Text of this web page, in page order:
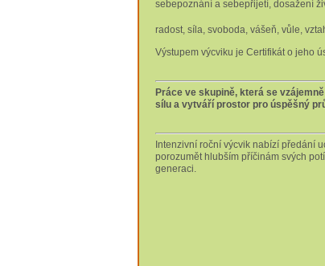
sebepoznání a sebepřijetí, dosažení
radost, síla, svoboda, vášeň, vůle,
Výstupem výcviku je Certifikát o jeho
Práce ve skupině, která se
sílu a vytváří prostor pro úspěšný
Intenzivní roční výcvik nabízí předání
porozumět hlubším příčinám svých
generaci.